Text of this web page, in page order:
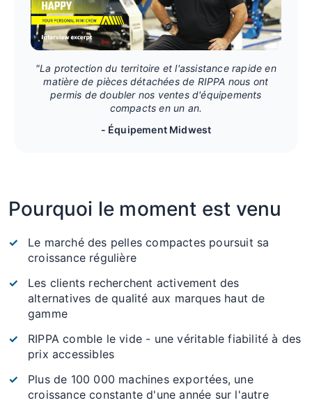
"La protection du territoire et l'assistance rapide en
matière de pièces détachées de RIPPA nous ont
permis de doubler nos ventes d'équipements
compacts en un an.
- Équipement Midwest
Pourquoi le moment est venu
Le marché des pelles compactes poursuit sa
croissance régulière
Les clients recherchent activement des
alternatives de qualité aux marques haut de
gamme
RIPPA comble le vide - une véritable fiabilité à des
prix accessibles
Plus de 100 000 machines exportées, une
croissance constante d'une année sur l'autre